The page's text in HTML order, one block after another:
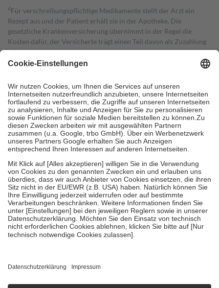
4Für verschreibungspflichtige Medikamente stellt der Arzt ein
Rezept aus und der Patient erhält sie in der Apotheke. Die
gesetzliche Krankenversicherung übernimmt in der Regel die
Kosten dafür, der Versicherte trägt einen Teil davon als Zuzahlung
mit.
Grundsätzlich leisten Mitglieder Zuzahlungen in Höhe von zehn
höchstens zehn Euro.
Es sind jedoch nie mehr als die tatsächlichen
Kosten der Leistung zu entrichten.
Diese Regeln gelten grundsätzlich auch für Online-Apotheken.
Bei Heilmitteln und häuslicher Krankenpflege beträgt die
Zuzahlung zehn Prozent der Kosten sowie zehn Euro je
Verordnung.
Um das Engagement der Versicherten für ihre eigene Gesundheit zu
stärken und die besondere Stellung der Familie zu unterstützen,
fallenkeine Zuzahlungenan bei:
• Kindern und Jugendlichen bis zum vollendeten 18. Lebensjahr
mit Ausnahme der Fahrkosten
• Untersuchungen zur Vorsorge und Früherkennung, die von der
GKV getragen werden
• empfohlenen Schutzimpfungen
• Harn- und Blutteststreifen
getroffen, um sicherzustellen, dass es sich um echte Bewertungen
https://help.etrusted.com/hc/de/articles/4419944605341